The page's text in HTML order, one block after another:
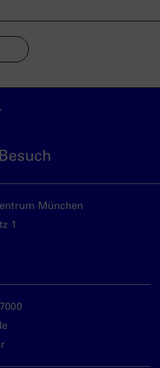
München
1